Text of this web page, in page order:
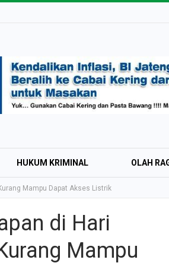
HUKUM KRIMINAL OLAH
Mampu Dapat Akses Listrik
di Hari
Mampu
Irsyad
Rayakan